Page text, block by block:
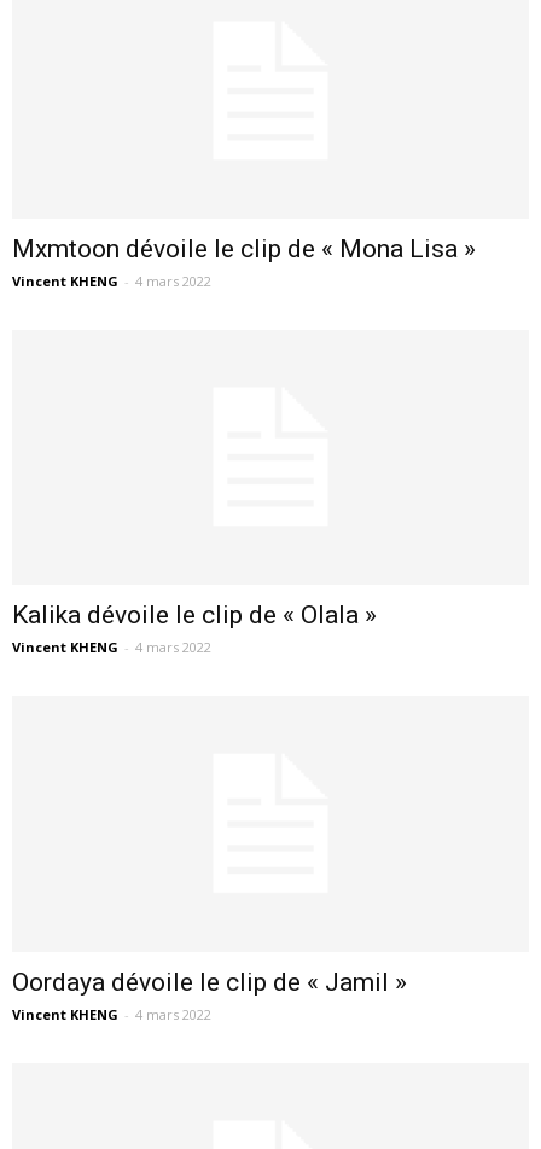
Mxmtoon dévoile le clip de « Mona Lisa »
Vincent KHENG - 4 mars 2022
Kalika dévoile le clip de « Olala »
Vincent KHENG - 4 mars 2022
Oordaya dévoile le clip de « Jamil »
Vincent KHENG - 4 mars 2022